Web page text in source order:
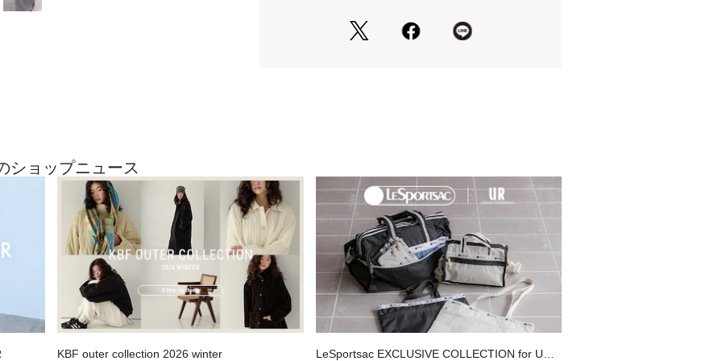
カジュアルなデニムスタイルはもちろん、きれいめなパ
ンツスタイルや、シンプルなワンピースにもおすすめ。
※消毒液をご使用の際、消毒液が乾いていない状態や手
が濡れたままの状態、消毒液自体がついてしまうと消毒
液の成分により表面が変質してしまい、色移りや変色の
可能性があります、ご使用の際は十分ご注意お願いしま
す。
※その他お取り扱いに関しましては、商品に付属のアテ
ンションタグをご覧ください。
※A3サイズ収納可能
総重量 : 約710g
ショップニュース
KBF outer collection 2026 winter LeSportsac EXCLUSIVE COLLECTION for URB